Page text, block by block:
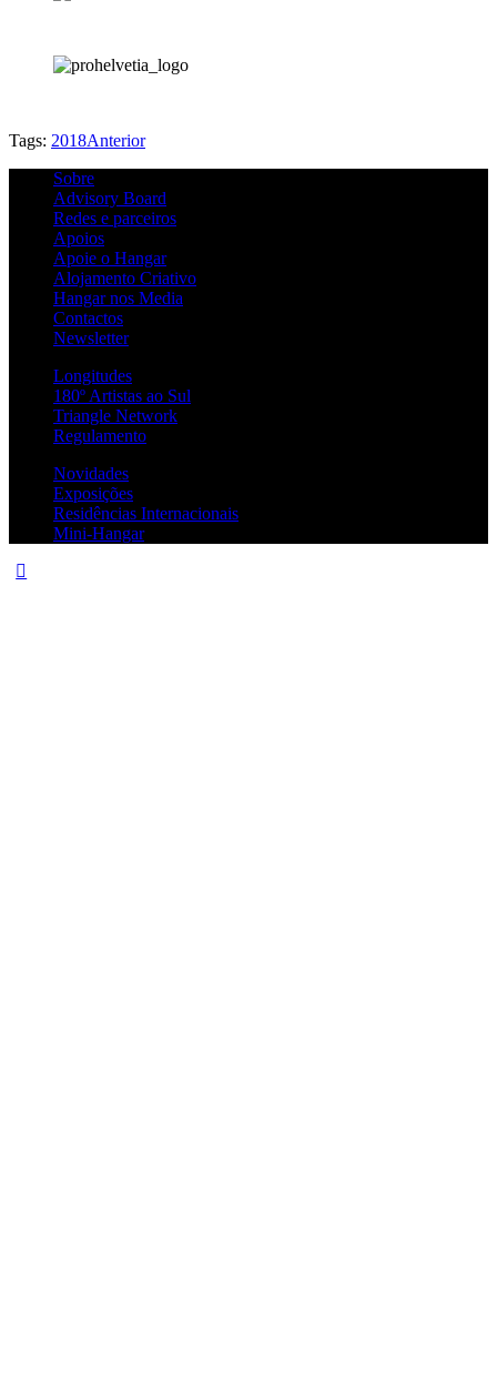
Tags: 2018Anterior
Sobre
Advisory Board
Redes e parceiros
Apoios
Apoie o Hangar
Alojamento Criativo
Hangar nos Media
Contactos
Newsletter
Longitudes
180º Artistas ao Sul
Triangle Network
Regulamento
Novidades
Exposições
Residências Internacionais
Mini-Hangar